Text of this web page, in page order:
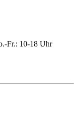
Fr.: 10-18 Uhr